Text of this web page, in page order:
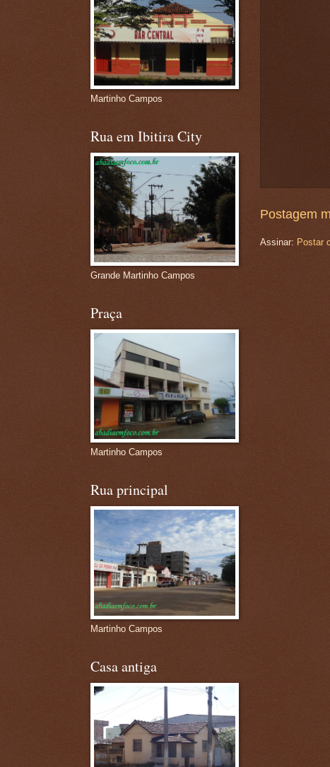
Postagem
Assinar: Postar
Martinho Campos
Rua em Ibitira City
Grande Martinho Campos
Praça
Martinho Campos
Rua principal
Martinho Campos
Casa antiga